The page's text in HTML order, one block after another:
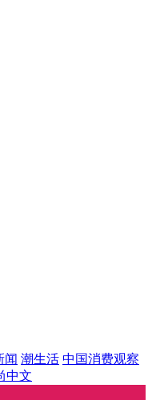
闻 潮生活 中国消费观察
中文